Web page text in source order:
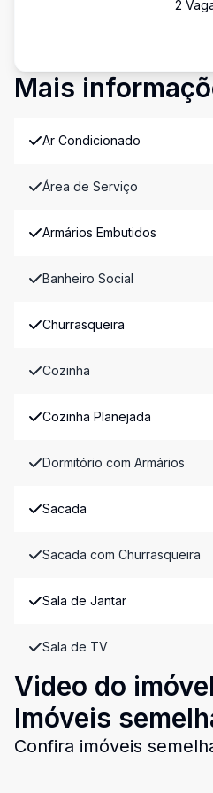
2
Mais
Ar Condicionado
Área de Serviço
Armários Embutidos
Banheiro Social
Churrasqueira
Cozinha
Cozinha Planejada
Dormitório com Armários
Sacada
Sacada com Churrasqueira
Sala de Jantar
Sala de TV
Video do imóvel
Imóveis
Confira imóveis